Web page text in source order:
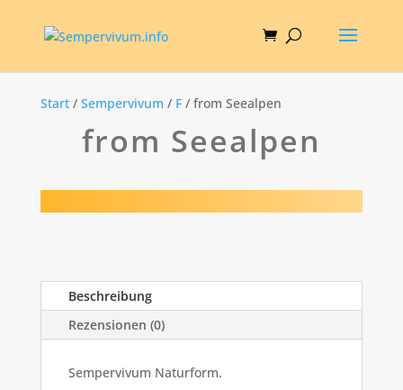
Start/ Sempervivum / F/ from Seealpen
from Seealpen
Beschreibung
Rezensionen (0)
Sempervivum Naturform.